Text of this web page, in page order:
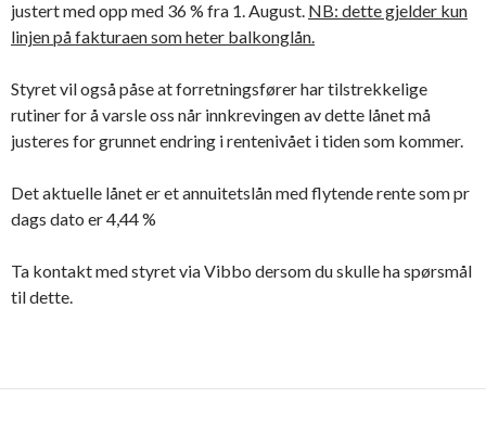
justert med opp med 36 % fra 1. August. NB: dette gjelder kun
linjen på fakturaen som heter balkonglån.
Styret vil også påse at forretningsfører har tilstrekkelige
rutiner for å varsle oss når innkrevingen av dette lånet må
justeres for grunnet endring i rentenivået i tiden som kommer.
Det aktuelle lånet er et annuitetslån med flytende rente som pr
dags dato er 4,44 %
Ta kontakt med styret via Vibbo dersom du skulle ha spørsmål
til dette.